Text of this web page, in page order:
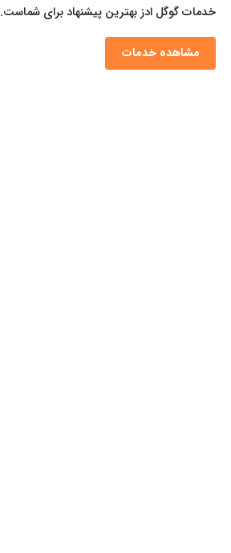
خدمات گوگل ادز بهترین پیشنهاد برای شماست.
مشاهده خدمات